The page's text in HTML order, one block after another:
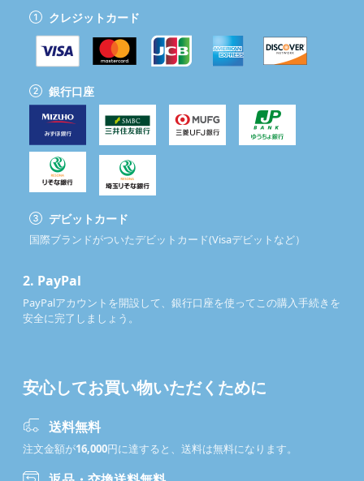
クレジットカード
銀行口座
デビットカード
国際ブランドがついたデビットカード(Visaデビットなど）
2. PayPal
PayPalアカウントを開設して、銀行口座を使ってこの購入手続きを
安全に完了しましょう。
安心してお買い物いただくために
送料無料
注文金額が16,000円に達すると、送料は無料になります。